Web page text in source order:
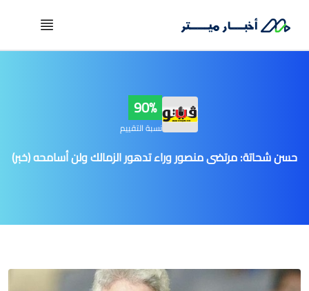
90%
نسبة التقييم
حسن شحاتة: مرتضى منصور وراء تدهور الزمالك ولن أسامحه (خبر)